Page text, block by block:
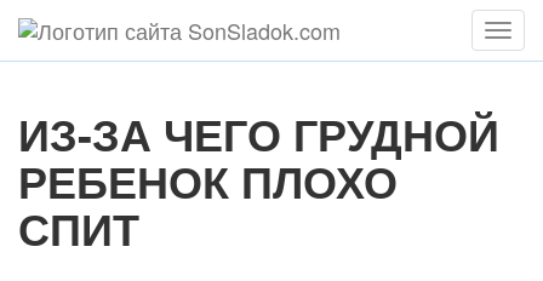
Меню
ИЗ-ЗА ЧЕГО ГРУДНОЙ
РЕБЕНОК ПЛОХО
СПИТ